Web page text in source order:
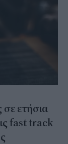
ετήσια
fast track